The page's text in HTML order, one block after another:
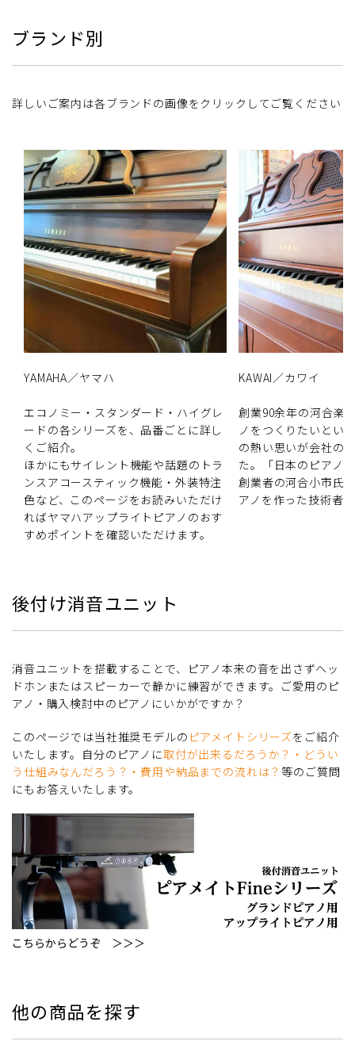
ブランド別
詳しいご案内は各ブランドの画像をクリックしてご覧ください
YAMAHA／ヤマハ
エコノミー・スタンダード・ハイグレ
ードの各シリーズを、品番ごとに詳し
くご紹介。
ほかにもサイレント機能や話題のトラ
ンスアコースティック機能・外装特注
色など、このページをお読みいただけ
ればヤマハアップライトピアノのおす
すめポイントを確認いただけます。
KAWAI／カワイ
創業90余年の河合楽
ノをつくりたいとい
の熱い思いが会社の
た。「日本のピアノ
創業者の河合小市氏
アノを作った技術者
後付け消音ユニット
消音ユニットを搭載することで、ピアノ本来の音を出さずヘッ
ドホンまたはスピーカーで静かに練習ができます。ご愛用のピ
アノ・購入検討中のピアノにいかがですか？
このページでは当社推奨モデルの ピアメイトシリーズをご紹介
いたします。自分のピアノに取付が出来るだろうか？・どうい
う仕組みなんだろう？・費用や納品までの流れは？等のご質問
にもお答えいたします。
こちらからどうぞ ＞＞＞
他の商品を探す